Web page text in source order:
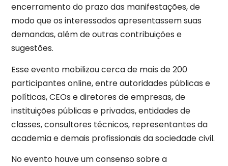
encerramento do prazo das manifestações, de
modo que os interessados apresentassem suas
demandas, além de outras contribuições e
sugestões.
Esse evento mobilizou cerca de mais de 200
participantes online, entre autoridades públicas e
políticas, CEOs e diretores de empresas, de
instituições públicas e privadas, entidades de
classes, consultores técnicos, representantes da
academia e demais profissionais da sociedade civil.
No evento houve um consenso sobre a